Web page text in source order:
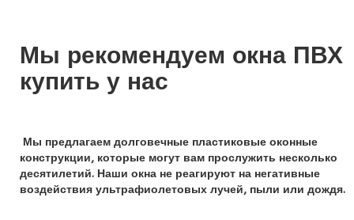
Мы рекомендуем окна ПВХ
купить у нас
Мы предлагаем долговечные пластиковые оконные
конструкции, которые могут вам прослужить несколько
десятилетий. Наши окна не реагируют на негативные
воздействия ультрафиолетовых лучей, пыли или дождя.